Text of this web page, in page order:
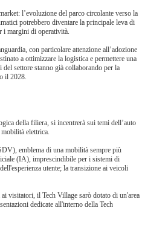
l’evoluzione del parco circolante verso la
potrebbero diventare la principale leva di
i margini di operatività.
con particolare attenzione all’adozione
a ottimizzare la logistica e permettere una
settore stanno già collaborando per la
il 2028.
della filiera, si incentrerà sui temi dell’auto
elettrica.
emblema di una mobilità sempre più
(IA), imprescindibile per i sistemi di
utente; la transizione ai veicoli
visitatori, il Tech Village sarò dotato di un'area
dedicate all'interno della Tech